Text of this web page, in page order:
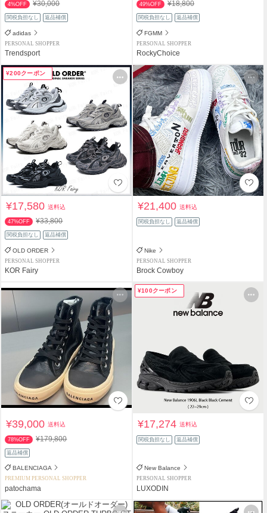
4%OFF ¥30,000
関税負担なし 返品補償
adidas
PERSONAL SHOPPER
Trendsport
49%OFF ¥18,800
関税負担なし 返品補償
FGMM
PERSONAL SHOPPER
RockyChoice
¥200クーポン
¥17,580送料込
47%OFF ¥33,800
関税負担なし 返品補償
OLD ORDER
PERSONAL SHOPPER
KOR Fairy
¥21,400送料込
関税負担なし 返品補償
Nike
PERSONAL SHOPPER
Brock Cowboy
¥39,000送料込
78%OFF ¥179,800
返品補償
BALENCIAGA
PREMIUM PERSONAL SHOPPER
patochama
¥100クーポン
¥17,274送料込
関税負担なし 返品補償
New Balance
PERSONAL SHOPPER
LUXODIN